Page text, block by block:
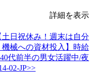
詳細を表示